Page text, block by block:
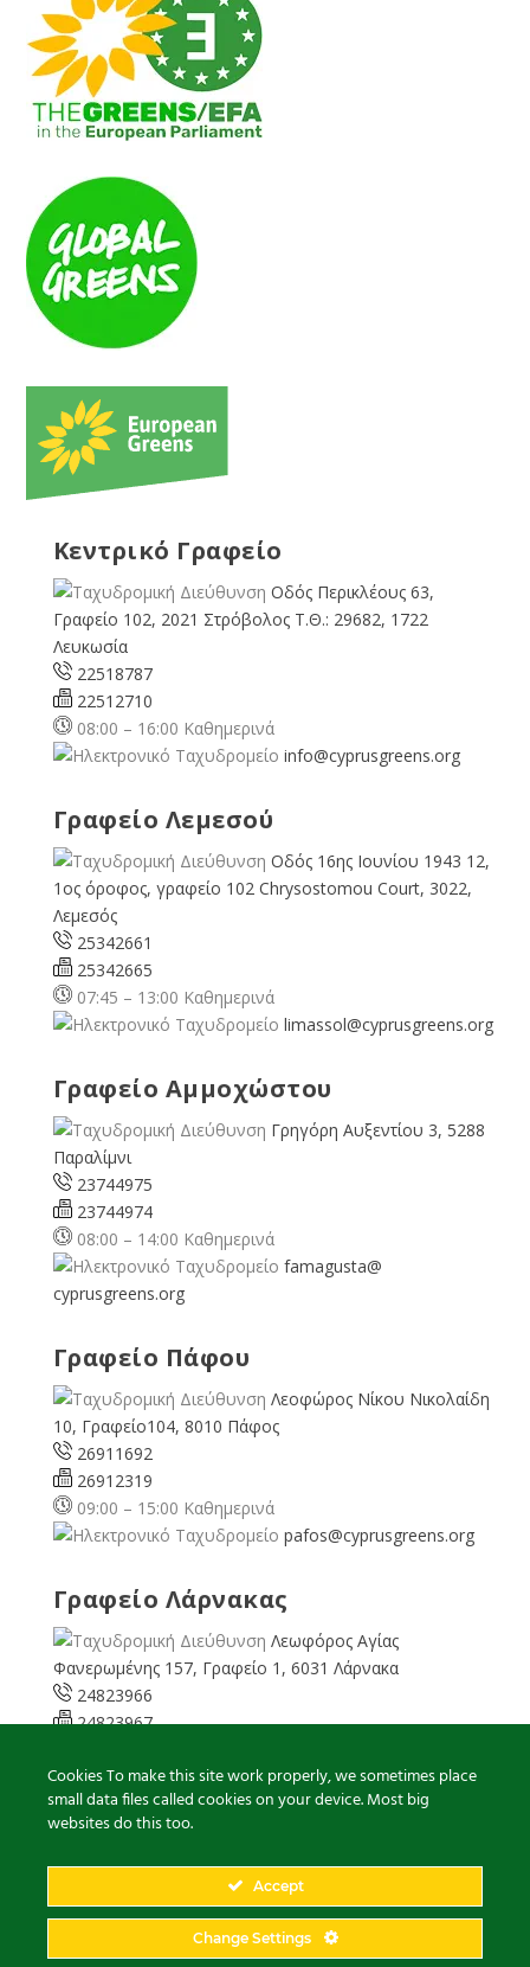
Κεντρικό Γραφείο
Οδός Περικλέους 63,
Γραφείο 102, 2021 Στρόβολος Τ.Θ.: 29682, 1722
Λευκωσία
22518787
22512710
08:00 – 16:00 Καθημερινά
info@cyprusgreens.org
Γραφείο Λεμεσού
Οδός 16ης Ιουνίου 1943 12,
1ος όροφος, γραφείο 102 Chrysostomou Court, 3022,
Λεμεσός
25342661
25342665
07:45 – 13:00 Καθημερινά
limassol@cyprusgreens.org
Γραφείο Αμμοχώστου
Γρηγόρη Αυξεντίου 3, 5288
Παραλίμνι
23744975
23744974
08:00 – 14:00 Καθημερινά
famagusta@
cyprusgreens.org
Γραφείο Πάφου
Λεοφώρος Νίκου Νικολαίδη
10, Γραφείο104, 8010 Πάφος
26911692
26912319
09:00 – 15:00 Καθημερινά
pafos@cyprusgreens.org
Γραφείο Λάρνακας
Λεωφόρος Αγίας
Φανερωμένης 157, Γραφείο 1, 6031 Λάρνακα
24823966
24823967
larnaka@cyprusgreens.
org
2026© Ολα τα δικαιώματα διατηρούνται
Cookies To make this site work properly, we sometimes place
small data files called cookies on your device. Most big
websites do this too.
Accept
Change Settings